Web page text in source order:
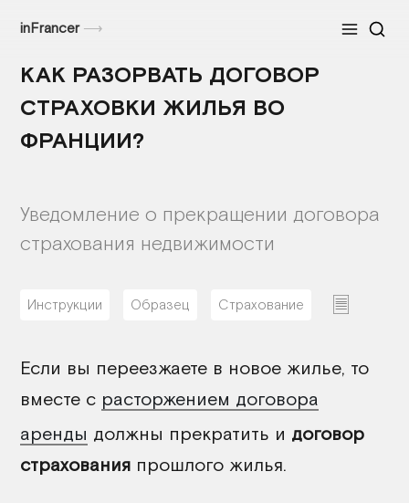
inFrancer⟶ Меню
КАК РАЗОРВАТЬ ДОГОВОР
СТРАХОВКИ ЖИЛЬЯ ВО
ФРАНЦИИ?
Уведомление о прекращении договора
страхования недвижимости
Инструкции Образец Страхование
Если вы переезжаете в новое жилье, то
вместе с расторжением договора
аренды должны прекратить и договор
страхования прошлого жилья.